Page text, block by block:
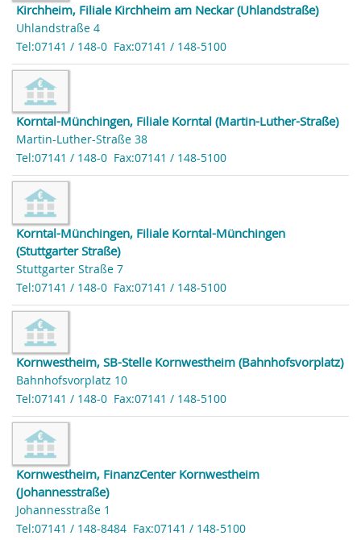
Kirchheim, Filiale Kirchheim am Neckar (Uhlandstraße)
Uhlandstraße 4
Tel:07141 / 148-0 Fax:07141 / 148-5100
Korntal-Münchingen, Filiale Korntal (Martin-Luther-Straße)
Martin-Luther-Straße 38
Tel:07141 / 148-0 Fax:07141 / 148-5100
Korntal-Münchingen, Filiale Korntal-Münchingen
(Stuttgarter Straße)
Stuttgarter Straße 7
Tel:07141 / 148-0 Fax:07141 / 148-5100
Kornwestheim, SB-Stelle Kornwestheim (Bahnhofsvorplatz)
Bahnhofsvorplatz 10
Tel:07141 / 148-0 Fax:07141 / 148-5100
Kornwestheim, FinanzCenter Kornwestheim
(Johannesstraße)
Johannesstraße 1
Tel:07141 / 148-8484 Fax:07141 / 148-5100